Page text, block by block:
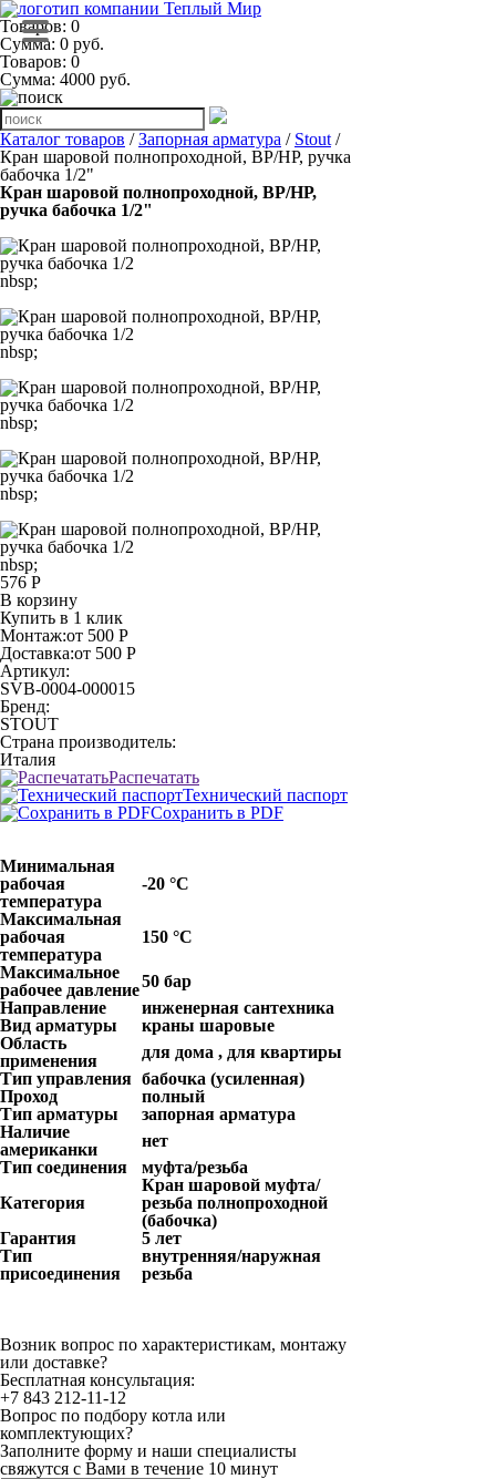
Товаров: 0
Сумма: 0 руб.
Товаров: 0
Сумма: 4000 руб.
Каталог товаров /Запорная арматура / Stout /
Кран шаровой полнопроходной, ВР/НР, ручка
бабочка 1/2"
Кран шаровой полнопроходной, ВР/НР,
ручка бабочка 1/2"
nbsp;
nbsp;
nbsp;
nbsp;
nbsp;
576 Р
В корзину
Купить в 1 клик
Монтаж:от 500 Р
Доставка:от 500 Р
Артикул:
SVB-0004-000015
Бренд:
STOUT
Страна производитель:
Италия
Распечатать
Технический паспорт
Сохранить в PDF
Минимальная
рабочая
температура
-20 °С
Максимальная
рабочая
температура
150 °С
Максимальное
рабочее давление50 бар
Направление
инженерная сантехника
Вид арматуры
краны шаровые
Область
применения
для дома , для квартиры
Тип управления бабочка (усиленная)
Проход
полный
Тип арматуры
запорная арматура
Наличие
американки
нет
Тип соединения
муфта/резьба
Категория
Кран шаровой муфта/
резьба полнопроходной
(бабочка)
Гарантия
5 лет
Тип
присоединения
внутренняя/наружная
резьба
Возник вопрос по характеристикам, монтажу
или доставке?
Бесплатная консультация:
+7 843 212-11-12
Вопрос по подбору котла или
комплектующих?
Заполните форму и наши специалисты
свяжутся с Вами в течение 10 минут